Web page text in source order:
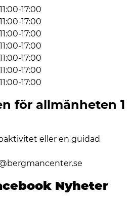
11:00-17:00
11:00-17:00
11:00-17:00
11:00-17:00
11:00-17:00
11:00-17:00
11:00-17:00
för allmänheten 1
eller en guidad
Nyheter